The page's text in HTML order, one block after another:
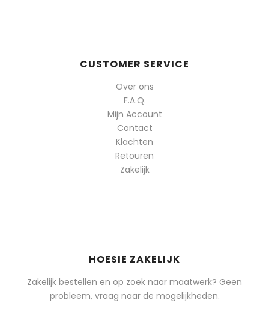
CUSTOMER SERVICE
Over ons
F.A.Q.
Mijn Account
Contact
Klachten
Retouren
Zakelijk
HOESIE ZAKELIJK
Zakelijk bestellen en op zoek naar maatwerk? Geen
probleem, vraag naar de mogelijkheden.